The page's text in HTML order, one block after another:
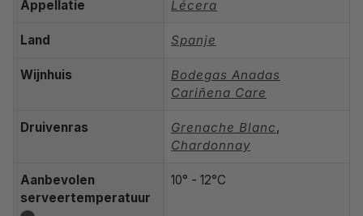
Appellatie Lécera
Land Spanje
Wijnhuis
Bodegas Anadas
Cariñena Care
Druivenras Grenache Blanc,
Chardonnay
Aanbevolen
serveertemperatuur
10° - 12°C